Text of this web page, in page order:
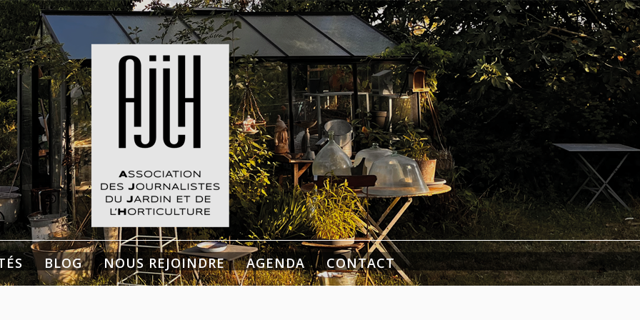
du Jardin et de
BLOG NOUS REJOINDRE AGENDA CONTACT